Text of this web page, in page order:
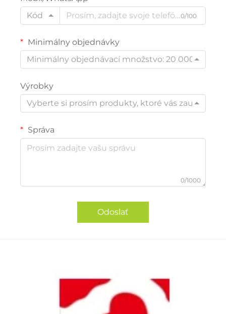
Kód
0/100
Minimálny objednávky
Minimálny objednávací množstvo: 20 000
Výrobky
Vyberte si prosím produkty, ktoré vás zaujímajú
Správa
0/1000
Odoslať